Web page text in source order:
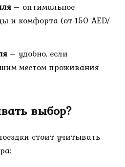
– оптимальное
и комфорта (от 150 AED/
– удобно, если
местом проживания
выбор?
стоит учитывать